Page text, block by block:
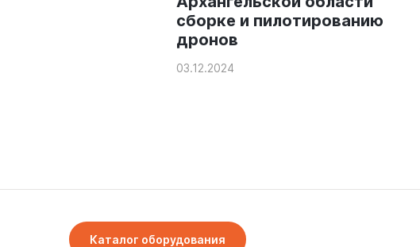
сборке и пилотированию
дронов
03.12.2024
Каталог оборудования